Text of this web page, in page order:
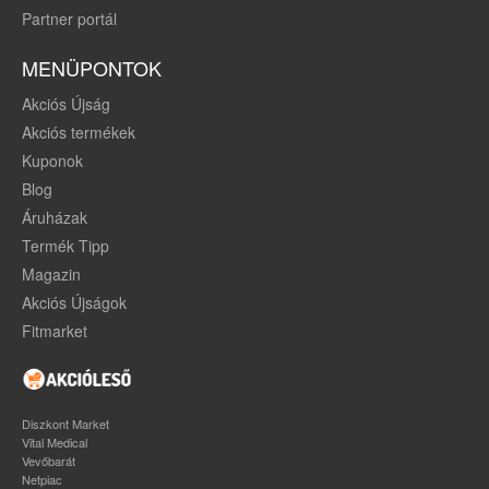
Partner portál
MENÜPONTOK
Akciós Újság
Akciós termékek
Kuponok
Blog
Áruházak
Termék Tipp
Magazin
Akciós Újságok
Fitmarket
Diszkont Market
Vital Medical
Vevőbarát
Netpiac